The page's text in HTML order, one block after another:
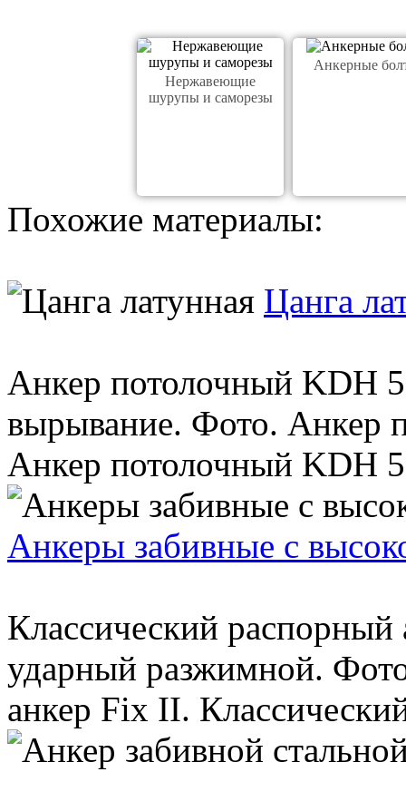
Нержавеющие
шурупы и саморезы
Анкерные
Похожие материалы:
Цанга
Анкер потолочный KDН
вырывание. Фото. Анкер
Анкер потолочный KDН
Анкеры забивные с
Классический
ударный разжимной.
анкер Fix II.